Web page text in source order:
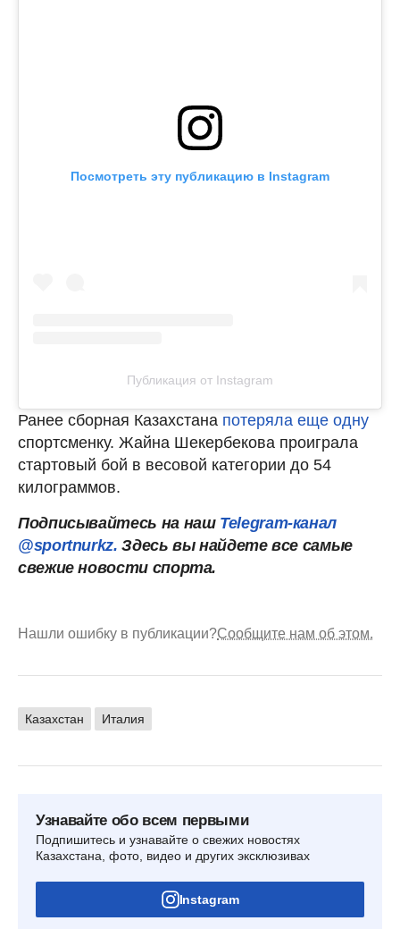
Посмотреть эту публикацию в Instagram
Публикация от Instagram
Ранее сборная Казахстана потеряла еще одну
спортсменку. Жайна Шекербекова проиграла
стартовый бой в весовой категории до 54
килограммов.
Подписывайтесь на наш Telegram-канал
@sportnurkz. Здесь вы найдете все самые
свежие новости спорта.
Нашли ошибку в публикации?Сообщите нам об этом.
Казахстан Италия
Узнавайте обо всем первыми
Подпишитесь и узнавайте о свежих новостях
Казахстана, фото, видео и других эксклюзивах
Instagram